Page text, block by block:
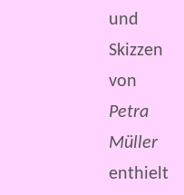
und
Skizzen
von
Petra
Müller
enthielt